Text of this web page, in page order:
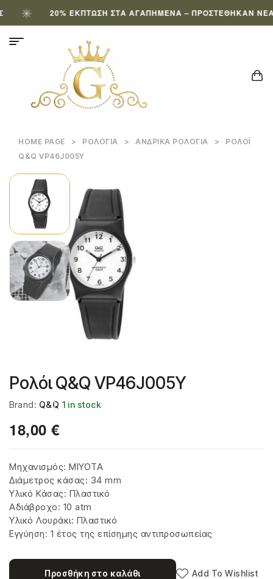
20% ΈΚΠΤΩΣΗ ΣΤΑ ΑΓΑΠΗΜΈΝΑ – ΠΡΟΣΤΈΘΗΚΑΝ ΝΈΑ
HOME PAGE > ΡΟΛΌΓΙΑ > ΑΝΔΡΙΚΆ ΡΟΛΌΓΙΑ >
ΡΟΛΌΙ
Q&Q VP46J005Y
Ρολόι Q&Q VP46J005Y
Brand: Q&Q 1 in stock
18,00 €
Μηχανισμός: MIYOTA
Διάμετρος κάσας: 34 mm
Υλικό Κάσας: Πλαστικό
Αδιάβροχο: 10 atm
Υλικό Λουράκι: Πλαστικό
Εγγύηση: 1 έτος της επίσημης αντιπροσωπείας
Προσθήκη στο καλάθι Add To Wishlist